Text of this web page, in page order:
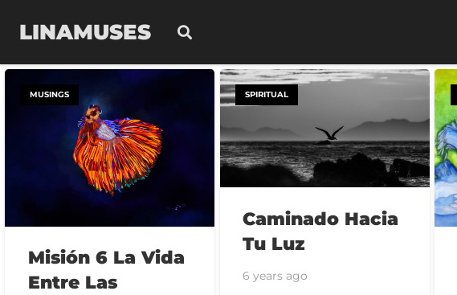
LINAMUSES
MUSINGS
Misión 6 La Vida
Entre Las
SPIRITUAL
Caminado Hacia
Tu Luz
6 years ago